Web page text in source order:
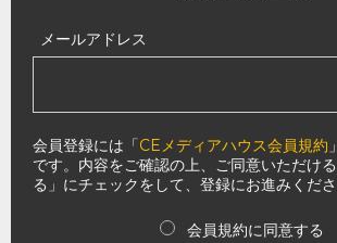
メールアドレス
会員登録には「CEメディアハウス会員規約
です。内容をご確認の上、ご同意いただけ
る」にチェックをして、登録にお進みくださ
会員規約に同意する